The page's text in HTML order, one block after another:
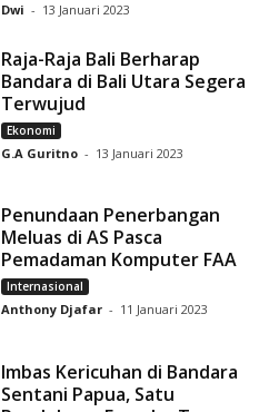
Dwi - 13 Januari 2023
Raja-Raja Bali Berharap
Bandara di Bali Utara Segera
Terwujud
Ekonomi
G.A Guritno - 13 Januari 2023
Penundaan Penerbangan
Meluas di AS Pasca
Pemadaman Komputer FAA
Internasional
Anthony Djafar - 11 Januari 2023
Imbas Kericuhan di Bandara
Sentani Papua, Satu